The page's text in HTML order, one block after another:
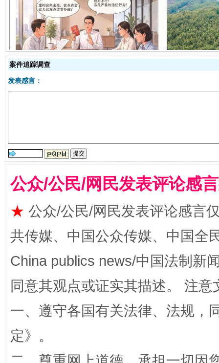
揭开“小金库”的免责幌子
案件追踪调查
发表感言：
公众/公民/网民发表评论感
★ 公众/公民/网民发表评论感言
共传媒、中国公众传媒、中国全
China publics news/中国法制新
同意其观点或证实其描述。 注
一、遵守各国有关法律、法规，
定》。